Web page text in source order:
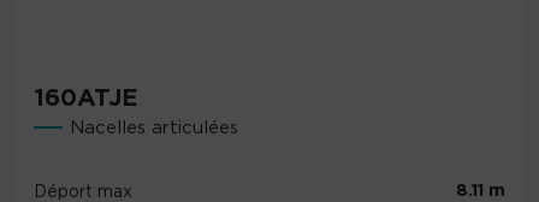
160ATJE
Nacelles articulées
Déport max 8.11 m